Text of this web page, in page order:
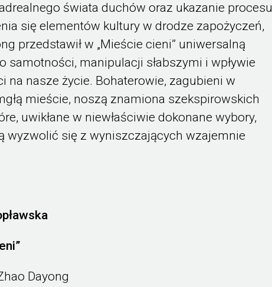
świata duchów oraz ukazanie procesu
się elementów kultury w drodze zapożyczeń,
przedstawił w „Mieście cieni” uniwersalną
samotności, manipulacji słabszymi i wpływie
na nasze życie. Bohaterowie, zagubieni w
mieście, noszą znamiona szekspirowskich
uwikłane w niewłaściwie dokonane wybory,
wyzwolić się z wyniszczających wzajemnie
Dayong